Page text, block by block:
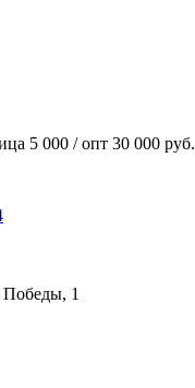
5 000 / опт 30 000 руб.
Победы, 1